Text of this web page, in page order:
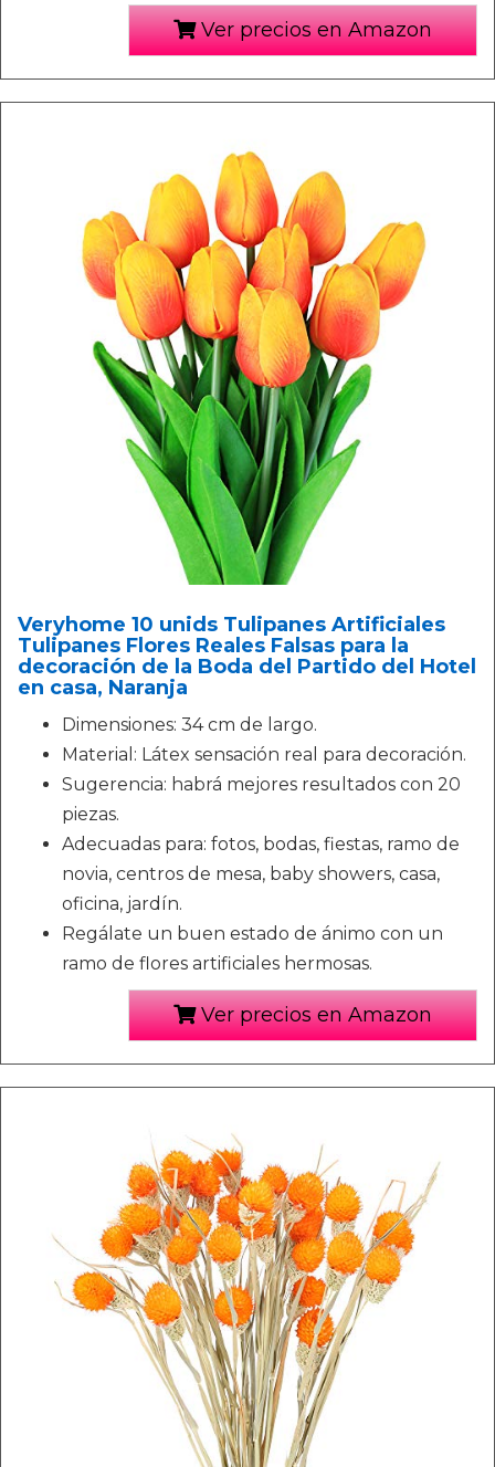
Ver precios en Amazon
Veryhome 10 unids Tulipanes Artificiales
Tulipanes Flores Reales Falsas para la
decoración de la Boda del Partido del Hotel
en casa, Naranja
Dimensiones: 34 cm de largo.
Material: Látex sensación real para decoración.
Sugerencia: habrá mejores resultados con 20
piezas.
Adecuadas para: fotos, bodas, fiestas, ramo de
novia, centros de mesa, baby showers, casa,
oficina, jardín.
Regálate un buen estado de ánimo con un
ramo de flores artificiales hermosas.
Ver precios en Amazon